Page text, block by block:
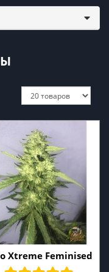
Xtreme Feminised